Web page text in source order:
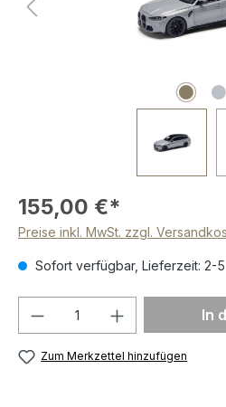
155,00 €*
Preise inkl. MwSt. zzgl.
Sofort verfügbar, Lieferzeit: 2-
Produkt Anzahl: In
Zum Merkzettel hinzufügen